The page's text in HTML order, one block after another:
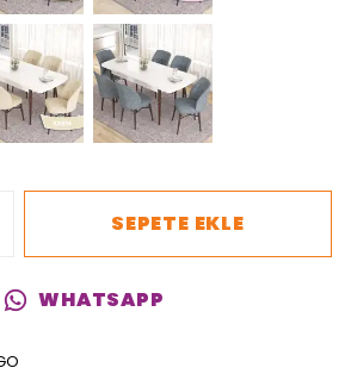
SEPETE EKLE
WHATSAPP